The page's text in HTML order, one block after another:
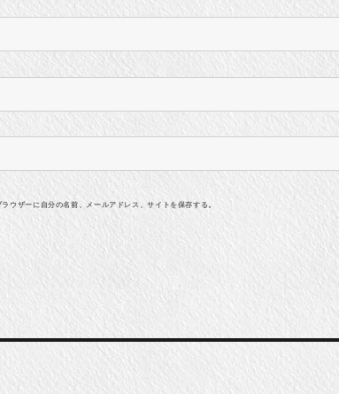
ウザーに自分の名前、メールアドレス、サイトを保存する。